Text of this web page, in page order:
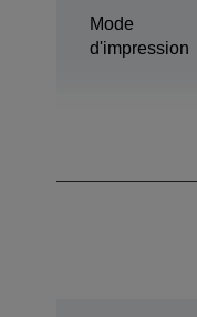
Mode
d'impression